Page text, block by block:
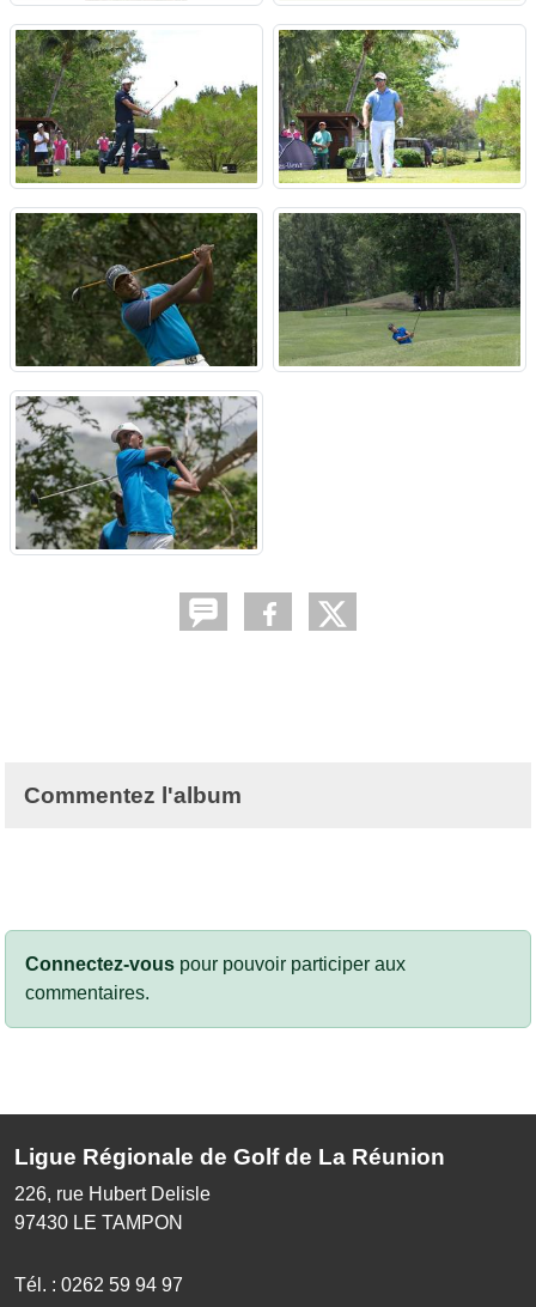
Commentez l'album
Connectez-vous pour pouvoir participer aux
commentaires.
Ligue Régionale de Golf de La Réunion
226, rue Hubert Delisle
97430 LE TAMPON
Tél. : 0262 59 94 97